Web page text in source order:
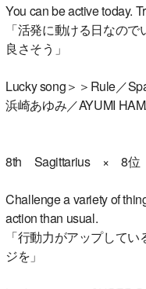
You can be active today.
「活発に動ける日なの
良さそう」
Lucky song＞＞Rule／
浜崎あゆみ／AYUMI
8th Sagittarius × 8位
Challenge a variety of
action than usual.
「行動力がアップして
ジを」